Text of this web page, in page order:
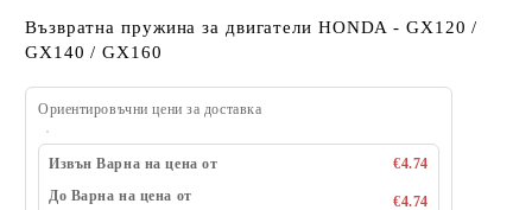
Възвратна пружина за двигатели HONDA - GX120 /
GX140 / GX160
Ориентировъчни цени за доставка
Извън Варна на цена от
€4.74
До Варна на цена от
€4.74